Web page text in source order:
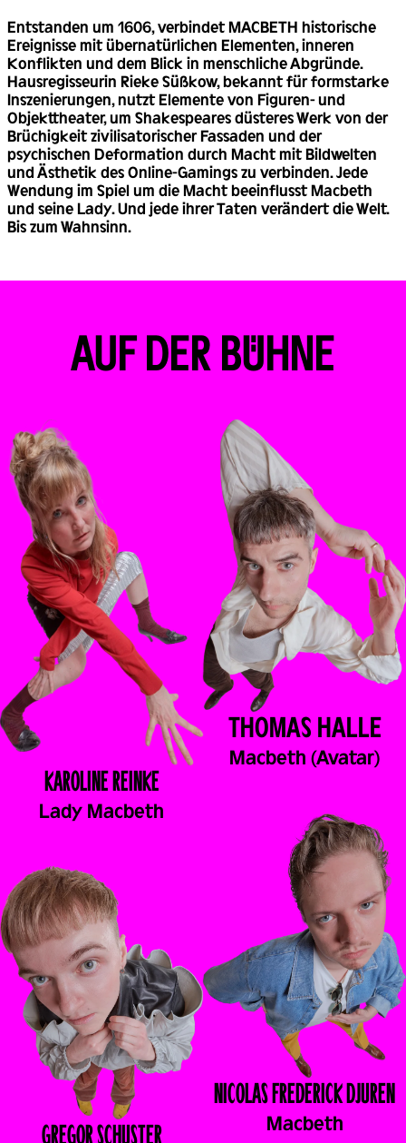
Entstanden um 1606, verbindet MACBETH historische
Ereignisse mit übernatürlichen Elementen, inneren
Konflikten und dem Blick in menschliche Abgründe.
Hausregisseurin Rieke Süßkow, bekannt für formstarke
Inszenierungen, nutzt Elemente von Figuren- und
Objekttheater, um Shakespeares düsteres Werk von der
Brüchigkeit zivilisatorischer Fassaden und der
psychischen Deformation durch Macht mit Bildwelten
und Ästhetik des Online-Gamings zu verbinden. Jede
Wendung im Spiel um die Macht beeinflusst Macbeth
und seine Lady. Und jede ihrer Taten verändert die Welt.
Bis zum Wahnsinn.
AUF DER BÜHNE
KAROLINEREINKE
Lady Macbeth
THOMAS HALLE
Macbeth (Avatar)
NICOLAS FREDERICKDJUREN
Macbeth
GREGORSCHUSTER